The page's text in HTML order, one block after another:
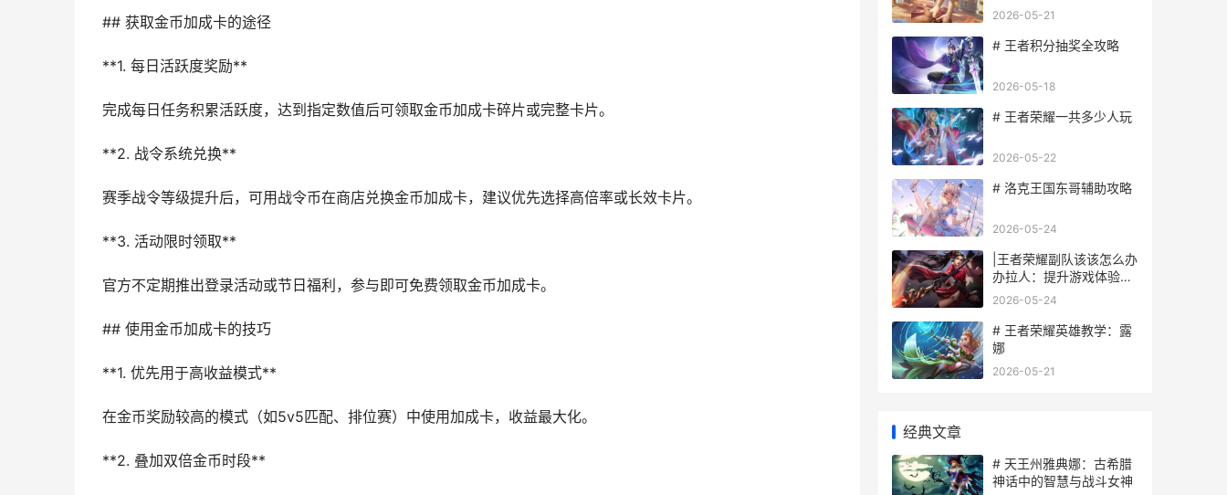
## 获取金币加成卡的途径
**1. 每日活跃度奖励**
完成每日任务积累活跃度，达到指定数值后可领取金币加成卡碎片或完整卡片。
**2. 战令系统兑换**
赛季战令等级提升后，可用战令币在商店兑换金币加成卡，建议优先选择高倍率或长效卡片。
**3. 活动限时领取**
官方不定期推出登录活动或节日福利，参与即可免费领取金币加成卡。
## 使用金币加成卡的技巧
**1. 优先用于高收益模式**
在金币奖励较高的模式（如5v5匹配、排位赛）中使用加成卡，收益最大化。
**2. 叠加双倍金币时段**
2026-05-21
# 王者积分抽奖全攻略
2026-05-18
# 王者荣耀一共多少人玩
2026-05-22
# 洛克王国东哥辅助攻略
2026-05-24
|王者荣耀副队该该怎么办
办拉人：提升游戏体验，
快速组队攻略|
2026-05-24
# 王者荣耀英雄教学：露
娜
2026-05-21
经典文章
# 天王州雅典娜：古希腊
神话中的智慧与战斗女神